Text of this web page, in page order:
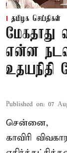
தமிழக செய்திகள்
மேகதாது
என்ன
உதயநிதி
Published on: 07
சென்னை,
காவிரி